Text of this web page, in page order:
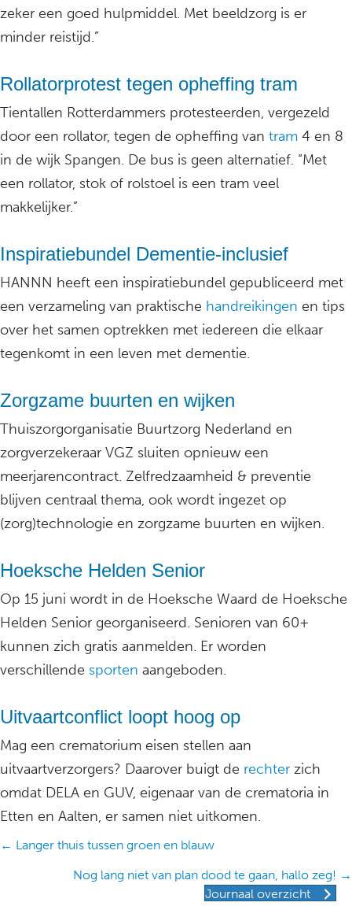
zeker een goed hulpmiddel. Met beeldzorg is er
minder reistijd.”
Rollatorprotest tegen opheffing tram
Tientallen Rotterdammers protesteerden, vergezeld
door een rollator, tegen de opheffing van tram 4 en 8
in de wijk Spangen. De bus is geen alternatief. “Met
een rollator, stok of rolstoel is een tram veel
makkelijker.”
Inspiratiebundel Dementie-inclusief
HANNN heeft een inspiratiebundel gepubliceerd met
een verzameling van praktische handreikingen en tips
over het samen optrekken met iedereen die elkaar
tegenkomt in een leven met dementie.
Zorgzame buurten en wijken
Thuiszorgorganisatie Buurtzorg Nederland en
zorgverzekeraar VGZ sluiten opnieuw een
meerjarencontract. Zelfredzaamheid & preventie
blijven centraal thema, ook wordt ingezet op
(zorg)technologie en zorgzame buurten en wijken.
Hoeksche Helden Senior
Op 15 juni wordt in de Hoeksche Waard de Hoeksche
Helden Senior georganiseerd. Senioren van 60+
kunnen zich gratis aanmelden. Er worden
verschillende sporten aangeboden.
Uitvaartconflict loopt hoog op
Mag een crematorium eisen stellen aan
uitvaartverzorgers? Daarover buigt de rechter zich
omdat DELA en GUV, eigenaar van de crematoria in
Etten en Aalten, er samen niet uitkomen.
Posts
navigation
← Langer thuis tussen groen en blauw
Nog lang niet van plan dood te gaan, hallo zeg! →
Journaal overzicht